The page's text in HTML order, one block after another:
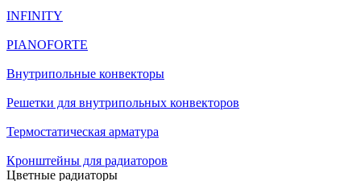
INFINITY
PIANOFORTE
Внутрипольные конвекторы
Решетки для внутрипольных конвекторов
Термостатическая арматура
Кронштейны для радиаторов
Цветные радиаторы